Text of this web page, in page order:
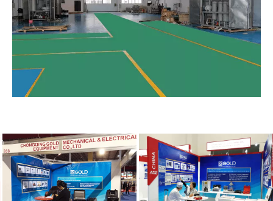
Loja Manufacturing
Oficina